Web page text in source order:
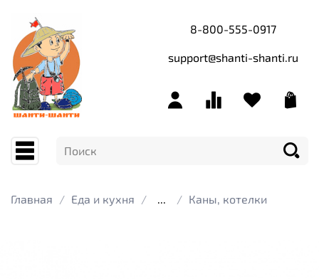
8-800-555-0917
support@shanti-shanti.ru
Главная Еда и кухня Каны, котелки